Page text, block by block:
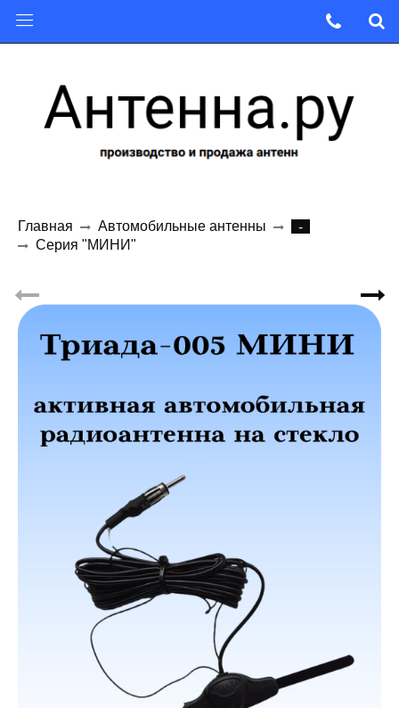
Главная Автомобильные антенны
-
Серия "МИНИ"